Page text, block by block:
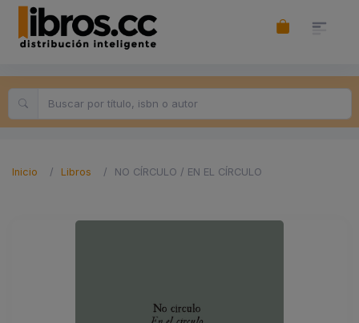
Inicio Libros NO CÍRCULO / EN EL CÍRCULO